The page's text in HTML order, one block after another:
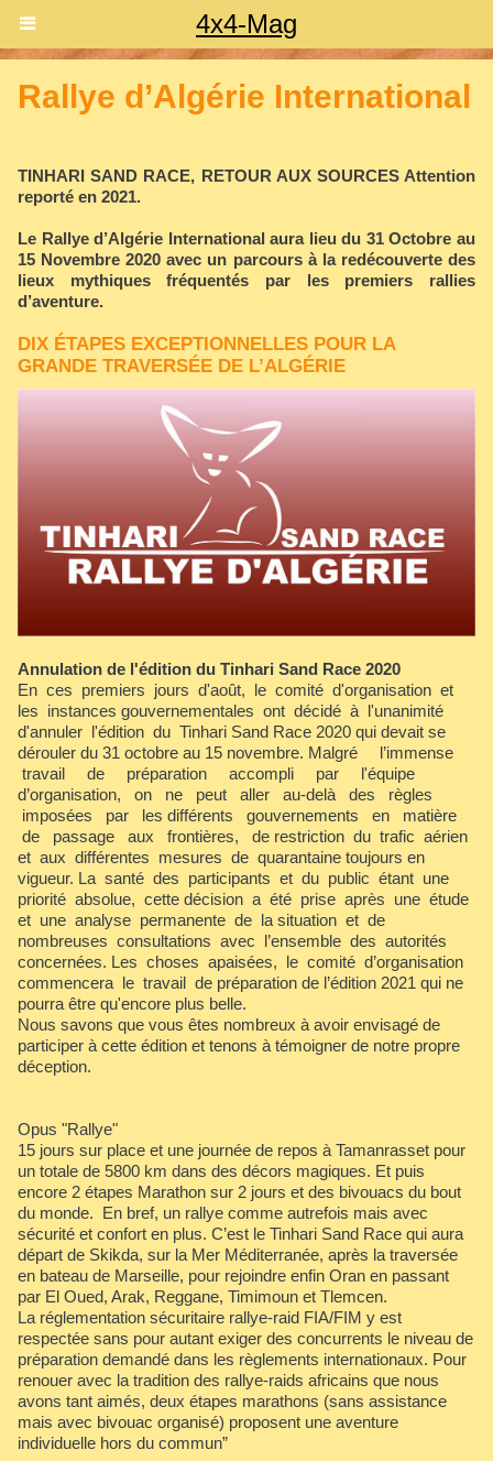
4x4-Mag
Rallye d’Algérie International
TINHARI SAND RACE, RETOUR AUX SOURCES Attention
reporté en 2021.
Le Rallye d’Algérie International aura lieu du 31 Octobre au
15 Novembre 2020 avec un parcours à la redécouverte des
lieux mythiques fréquentés par les premiers rallies
d’aventure.
DIX ÉTAPES EXCEPTIONNELLES POUR LA
GRANDE TRAVERSÉE DE L’ALGÉRIE
Annulation de l'édition du Tinhari Sand Race 2020
En ces premiers jours d'août, le comité d'organisation et
les instances gouvernementales ont décidé à l'unanimité
d'annuler l'édition du Tinhari Sand Race 2020 qui devait se
dérouler du 31 octobre au 15 novembre. Malgré l’immense
travail de préparation accompli par l'équipe
d’organisation, on ne peut aller au-delà des règles
imposées par les différents gouvernements en matière
de passage aux frontières, de restriction du trafic aérien
et aux différentes mesures de quarantaine toujours en
vigueur. La santé des participants et du public étant une
priorité absolue, cette décision a été prise après une étude
et une analyse permanente de la situation et de
nombreuses consultations avec l’ensemble des autorités
concernées. Les choses apaisées, le comité d’organisation
commencera le travail de préparation de l’édition 2021 qui ne
pourra être qu'encore plus belle.
Nous savons que vous êtes nombreux à avoir envisagé de
participer à cette édition et tenons à témoigner de notre propre
déception.
Opus "Rallye"
15 jours sur place et une journée de repos à Tamanrasset pour
un totale de 5800 km dans des décors magiques. Et puis
encore 2 étapes Marathon sur 2 jours et des bivouacs du bout
du monde. En bref, un rallye comme autrefois mais avec
sécurité et confort en plus. C’est le Tinhari Sand Race qui aura
départ de Skikda, sur la Mer Méditerranée, après la traversée
en bateau de Marseille, pour rejoindre enfin Oran en passant
par El Oued, Arak, Reggane, Timimoun et Tlemcen.
La réglementation sécuritaire rallye-raid FIA/FIM y est
respectée sans pour autant exiger des concurrents le niveau de
préparation demandé dans les règlements internationaux. Pour
renouer avec la tradition des rallye-raids africains que nous
avons tant aimés, deux étapes marathons (sans assistance
mais avec bivouac organisé) proposent une aventure
individuelle hors du commun”